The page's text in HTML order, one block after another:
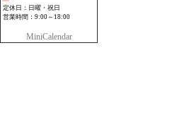
定休日：日曜・祝日
営業時間：9:00～18:00
MiniCalendar